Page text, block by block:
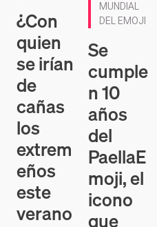
¿Con
quien
se irían
de
cañas
los
extrem
eños
este
verano
MUNDIAL
DEL EMOJI
Se
cumple
n 10
años
del
PaellaE
moji, el
icono